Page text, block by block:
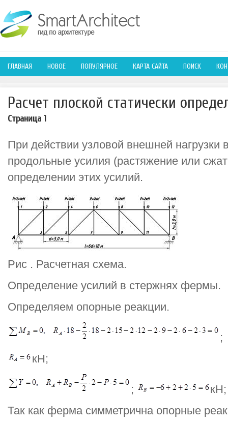
ГЛАВНАЯ НОВОЕ ПОПУЛЯРНОЕ КАРТА САЙТА ПОИСК
Расчет плоской статически
Страница 1
При действии узловой внешней нагрузки
продольные усилия (растяжение или
определении этих усилий.
Рис . Расчетная схема.
Определение усилий в стержнях фермы.
Определяем опорные реакции.
;
кН;
;
кН;
Так как ферма симметрична опорные